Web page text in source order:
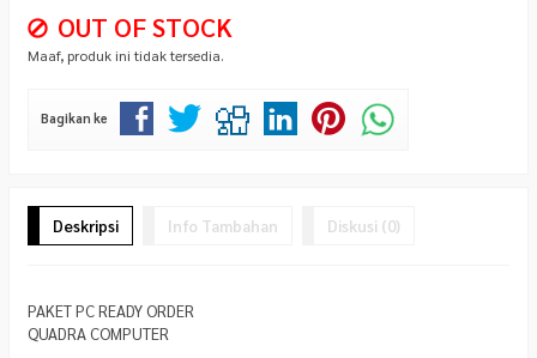
OUT OF STOCK
Maaf, produk ini tidak tersedia.
Bagikan ke
Deskripsi Info Tambahan Diskusi (0)
PAKET PC READY ORDER
QUADRA COMPUTER